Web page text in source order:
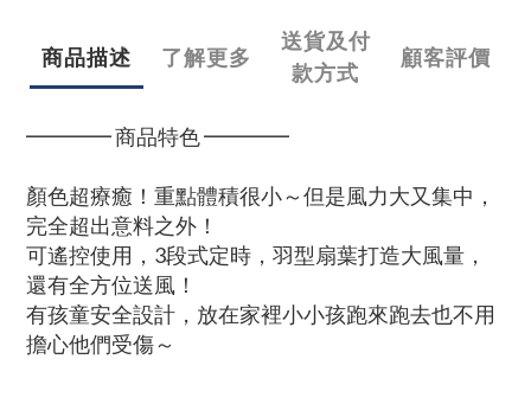
商品描述 了解更多
送貨及付
款方式
顧客評價
━━━━ 商品特色 ━━━━
顏色超療癒！重點體積很小～但是風力大又集中，
完全超出意料之外！
可遙控使用，3段式定時，羽型扇葉打造大風量，
還有全方位送風！
有孩童安全設計，放在家裡小小孩跑來跑去也不用
擔心他們受傷～